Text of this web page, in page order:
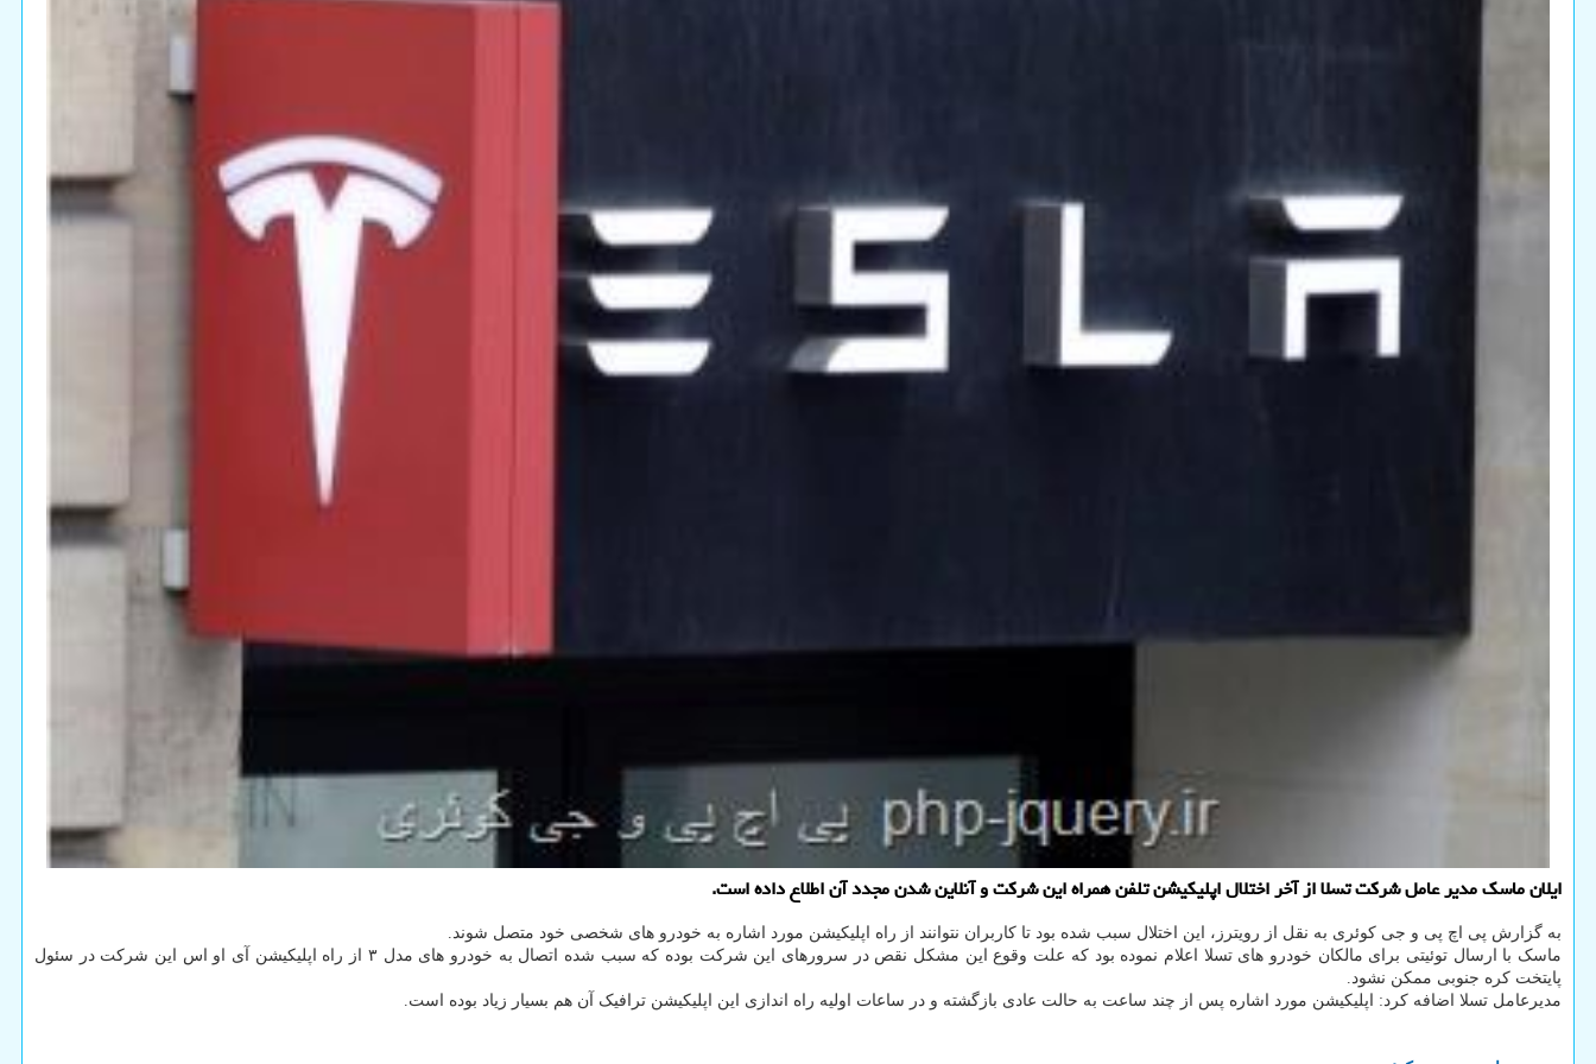
ایلان ماسک مدیر عامل شرکت تسلا از آخر اختلال اپلیکیشن تلفن همراه این شرکت و آنلاین شدن مجدد آن اطلاع داده است.
به گزارش پی اچ پی و جی کوئری به نقل از رویترز، این اختلال سبب شده بود تا کاربران نتوانند از راه اپلیکیشن مورد اشاره به خودرو های شخصی خود متصل شوند.
ماسک با ارسال توئیتی برای مالکان خودرو های تسلا اعلام نموده بود که علت وقوع این مشکل نقص در سرورهای این شرکت بوده که سبب شده اتصال به خودرو های مدل ۳ از راه اپلیکیشن آی او اس این شرکت در سئول
پایتخت کره جنوبی ممکن نشود.
مدیرعامل تسلا اضافه کرد: اپلیکیشن مورد اشاره پس از چند ساعت به حالت عادی بازگشته و در ساعات اولیه راه اندازی این اپلیکیشن ترافیک آن هم بسیار زیاد بوده است.